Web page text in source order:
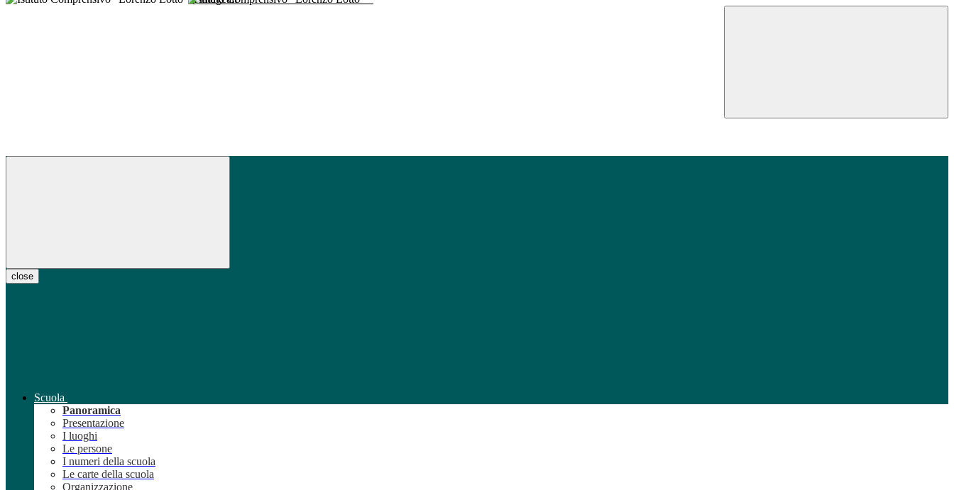
close
Scuola
Panoramica
Presentazione
I luoghi
Le persone
I numeri della scuola
Le carte della scuola
Organizzazione